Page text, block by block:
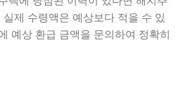
제 수령액은 예상보다 적을 수 있
예상 환급 금액을 문의하여 정확히